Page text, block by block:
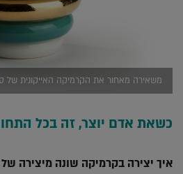
משאירה מאחור את הקרמיקה האייקונית של
כשאת אדם יוצר, זה בכל
איך יצירה בקרמיקה שונה מיצירה של